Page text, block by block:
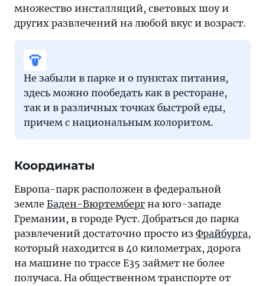
множество инсталляций, световых шоу и
других развлечений на любой вкус и возраст.
Не забыли в парке и о пунктах питания,
здесь можно пообедать как в ресторане,
так и в различных точках быстрой еды,
причем с национальным колоритом.
Координаты
Европа-парк расположен в федеральной
земле Баден-Вюртемберг на юго-западе
Гремании, в городе Руст. Добраться до парка
развлечений достаточно просто из Фрайбурга,
который находится в 40 километрах, дорога
на машине по трассе Е35 займет не более
получаса. На общественном транспорте от